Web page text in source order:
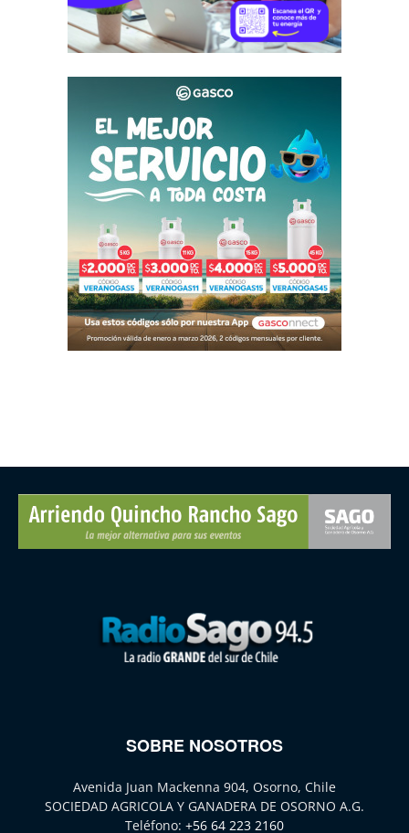
SOBRE NOSOTROS
Avenida Juan Mackenna 904, Osorno, Chile
SOCIEDAD AGRICOLA Y GANADERA DE OSORNO A.G.
Teléfono: +56 64 223 2160